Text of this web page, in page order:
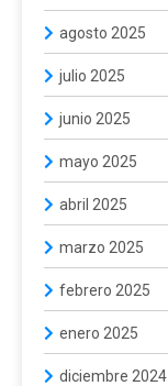
agosto 2025
julio 2025
junio 2025
mayo 2025
abril 2025
marzo 2025
febrero 2025
enero 2025
diciembre 2024